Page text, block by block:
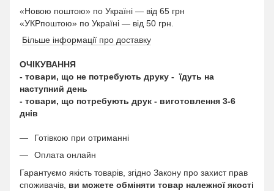
«Новою поштою» по Україні — від 65 грн
«УКРпоштою» по Україні — від 50 грн.
Більше інформації про доставку
ОЧІКУВАННЯ
- товари, що не потребують друку - їдуть на
наступний день
- товари, що потребують друк - виготовлення 3-6
днів
Готівкою при отриманні
Оплата онлайн
Гарантуємо якість товарів, згідно Закону про захист прав
споживачів, ви можете обміняти товар належної якості